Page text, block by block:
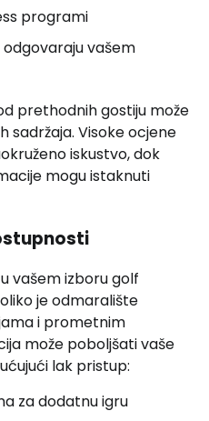
programi
vašem
prethodnih gostiju može
sadržaja. Visoke ocjene
iskustvo, dok
mogu istaknuti
vašem izboru golf
je odmaralište
i prometnim
može poboljšati vaše
lak pristup:
za dodatnu igru